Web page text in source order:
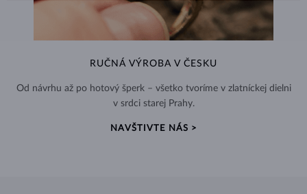
RUČNÁ VÝROBA V ČESKU
Od návrhu až po hotový šperk – všetko tvoríme v zlatníckej dielni
v srdci starej Prahy.
NAVŠTIVTE NÁS >